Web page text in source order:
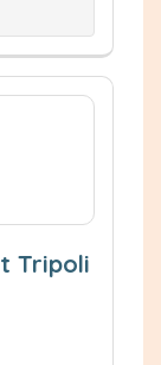
Tripoli